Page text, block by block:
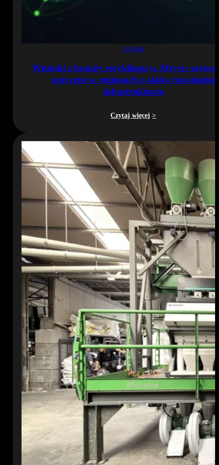
Artykuł
Wnioski z branży recyklingu w Afryce:
optyczne w regionach o słabo rozwiniętej
infrastrukturze
Czytaj więcej